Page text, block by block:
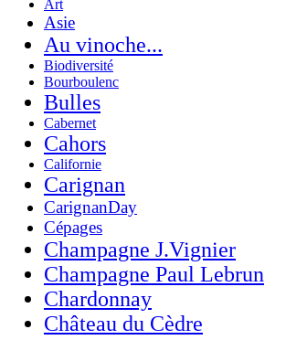
Art
Asie
Au vinoche...
Biodiversité
Bourboulenc
Bulles
Cabernet
Cahors
Californie
Carignan
CarignanDay
Cépages
Champagne J.Vignier
Champagne Paul Lebrun
Chardonnay
Château du Cèdre